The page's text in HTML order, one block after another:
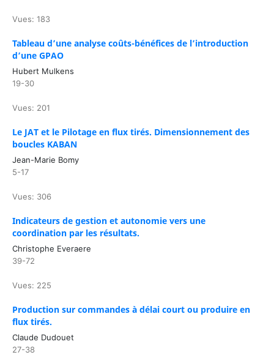
Vues: 183
Tableau d’une analyse coûts-bénéfices de l’introduction
d’une GPAO
Hubert Mulkens
19-30
Vues: 201
Le JAT et le Pilotage en flux tirés. Dimensionnement des
boucles KABAN
Jean-Marie Bomy
5-17
Vues: 306
Indicateurs de gestion et autonomie vers une
coordination par les résultats.
Christophe Everaere
39-72
Vues: 225
Production sur commandes à délai court ou produire en
flux tirés.
Claude Dudouet
27-38